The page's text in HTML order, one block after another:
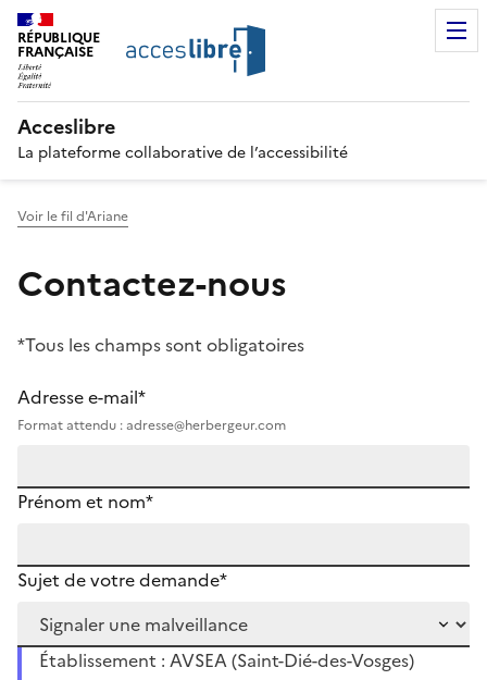
RÉPUBLIQUE
FRANÇAISE
Acceslibre
La plateforme collaborative de l’accessibilité
Voir le fil d'Ariane
Contactez-nous
*Tous les champs sont obligatoires
Adresse e-mail*
Format attendu : adresse@herbergeur.com
Prénom et nom*
Sujet de votre demande*
Établissement : AVSEA (Saint-Dié-des-Vosges)